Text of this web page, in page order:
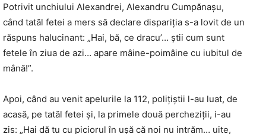
Potrivit unchiului Alexandrei, Alexandru Cumpănașu,
când tatăl fetei a mers să declare dispariția s-a lovit de un
răspuns halucinant: „Hai, bă, ce dracu’… știi cum sunt
fetele în ziua de azi… apare mâine-poimâine cu iubitul de
mână!”.
Apoi, când au venit apelurile la 112, polițiștii l-au luat, de
acasă, pe tatăl fetei și, la primele două percheziții, i-au
zis: „Hai dă tu cu piciorul în ușă că noi nu intrăm… uite,